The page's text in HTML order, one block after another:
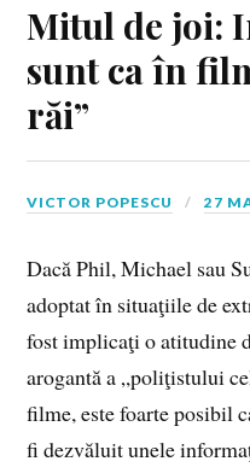
Mitul de joi:
sunt ca în
răi”
VICTOR POPESCU 27
Dacă Phil, Michael sau
adoptat în situaţiile de
fost implicaţi o atitudine
arogantă a „poliţistului
filme, este foarte posibil
fi dezvăluit unele